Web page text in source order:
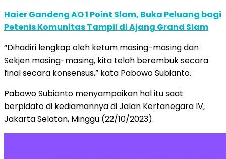
Haier Gandeng AO 1 Point Slam, Buka Peluang bagi
Petenis Komunitas Tampil di Ajang Grand Slam
“Dihadiri lengkap oleh ketum masing-masing dan
Sekjen masing-masing, kita telah berembuk secara
final secara konsensus,” kata Pabowo Subianto.
Pabowo Subianto menyampaikan hal itu saat
berpidato di kediamannya di Jalan Kertanegara IV,
Jakarta Selatan, Minggu (22/10/2023).